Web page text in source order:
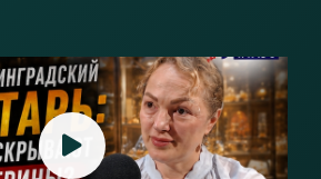
полыхает в Тульской
районе пьяный работник